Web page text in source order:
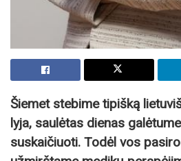
Šiemet stebime tipišką
lyja, saulėtas dienas
suskaičiuoti. Todėl vos